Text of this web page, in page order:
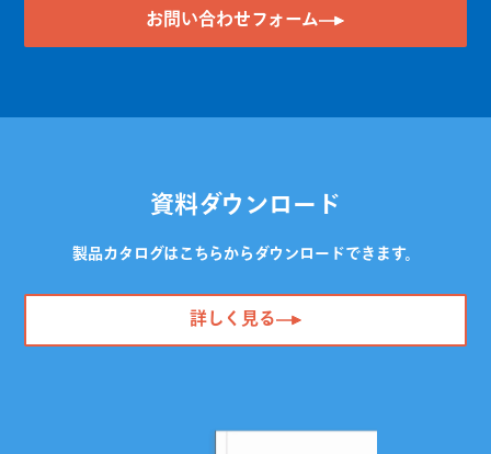
お問い合わせフォーム
資料ダウンロード
製品カタログはこちらからダウンロードできます。
詳しく見る